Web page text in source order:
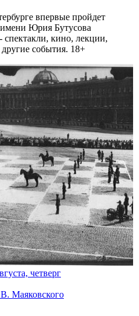
впервые пройдет
имени Юрия Бутусова
кино, лекции,
события. 18+
четверг
Маяковского